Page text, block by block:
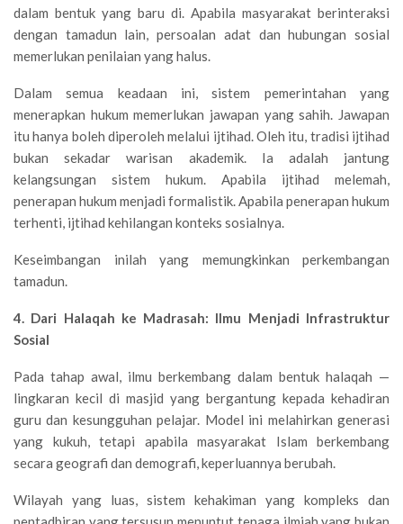
dalam bentuk yang baru di. Apabila masyarakat berinteraksi
dengan tamadun lain, persoalan adat dan hubungan sosial
memerlukan penilaian yang halus.
Dalam semua keadaan ini, sistem pemerintahan yang
menerapkan hukum memerlukan jawapan yang sahih. Jawapan
itu hanya boleh diperoleh melalui ijtihad. Oleh itu, tradisi ijtihad
bukan sekadar warisan akademik. Ia adalah jantung
kelangsungan sistem hukum. Apabila ijtihad melemah,
penerapan hukum menjadi formalistik. Apabila penerapan hukum
terhenti, ijtihad kehilangan konteks sosialnya.
Keseimbangan inilah yang memungkinkan perkembangan
tamadun.
4. Dari Halaqah ke Madrasah: Ilmu Menjadi Infrastruktur
Sosial
Pada tahap awal, ilmu berkembang dalam bentuk halaqah —
lingkaran kecil di masjid yang bergantung kepada kehadiran
guru dan kesungguhan pelajar. Model ini melahirkan generasi
yang kukuh, tetapi apabila masyarakat Islam berkembang
secara geografi dan demografi, keperluannya berubah.
Wilayah yang luas, sistem kehakiman yang kompleks dan